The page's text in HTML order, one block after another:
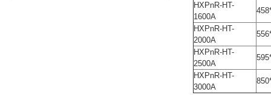
HXPnR-HT-
1600A
HXPnR-HT-
2000A
HXPnR-HT-
2500A
HXPnR-HT-
3000A